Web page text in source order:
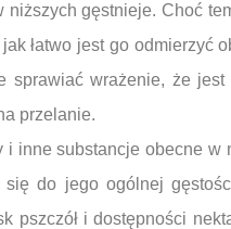
niższych gęstnieje. Choć
łatwo jest go odmierzyć
sprawiać wrażenie, że
przelanie.
i inne substancje obecne
się do jego ogólnej
pszczół i dostępności